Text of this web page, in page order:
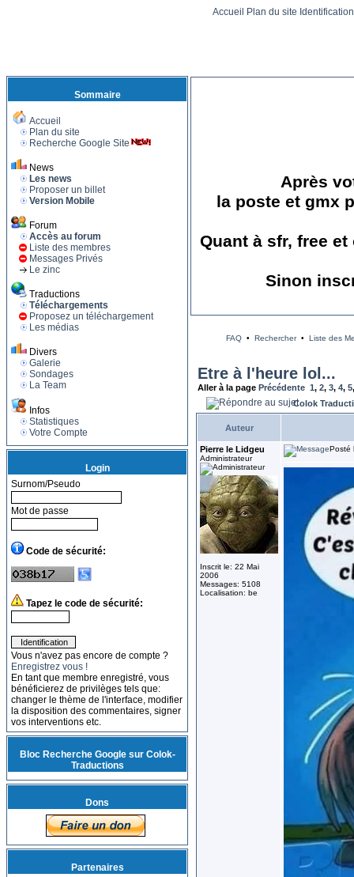
Accueil Plan du site
Sommaire
Accueil
Plan du site
Recherche Google Site
News
Les news
Proposer un billet
Version Mobile
Forum
Accès au forum
Liste des membres
Messages Privés
Le zinc
Traductions
Téléchargements
Proposez un téléchargement
Les médias
Divers
Galerie
Sondages
La Team
Infos
Statistiques
Votre Compte
Login
Surnom/Pseudo
Mot de passe
Code de sécurité:
Tapez le code de sécurité:
Vous n'avez pas encore de compte ?
Enregistrez vous !
En tant que membre enregistré, vous
bénéficierez de privilèges tels que:
changer le thème de l'interface, modifier
la disposition des commentaires, signer
vos interventions etc.
Bloc Recherche Google sur Colok-
Traductions
Dons
Partenaires
Après
la poste et gmx
Quant à sfr, free
Sinon
FAQ• Rechercher• Liste des
Etre à l'heure lol...
Aller à la page Précédente 1, 2, 3, 4, 5
Colok
Auteur
Pierre le Lidgeu
Administrateur
Inscrit le: 22 Mai
2006
Messages: 5108
Localisation: be
Posté